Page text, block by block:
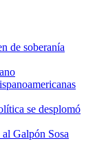
de soberanía
se desplomó
Galpón Sosa